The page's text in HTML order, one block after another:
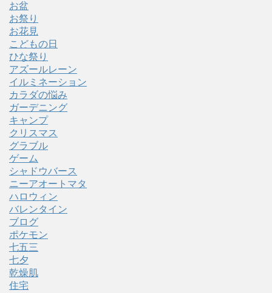
お盆
お祭り
お花見
こどもの日
ひな祭り
アズールレーン
イルミネーション
カラダの悩み
ガーデニング
キャンプ
クリスマス
グラブル
ゲーム
シャドウバース
ニーアオートマタ
ハロウィン
バレンタイン
ブログ
ポケモン
七五三
七夕
乾燥肌
住宅